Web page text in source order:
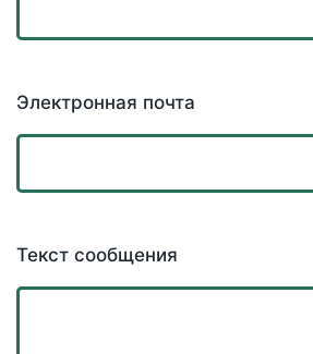
Электронная почта
Текст сообщения